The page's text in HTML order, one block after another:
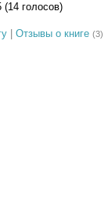
(14 голосов)
| Отзывы о книге (3)